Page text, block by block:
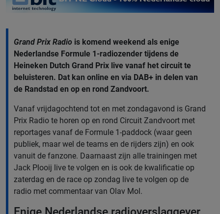
Grand Prix Radio is komend weekend als enige
Nederlandse Formule 1-radiozender tijdens de
Heineken Dutch Grand Prix live vanaf het circuit te
beluisteren. Dat kan online en via DAB+ in delen van
de Randstad en op en rond Zandvoort.
Vanaf vrijdagochtend tot en met zondagavond is Grand
Prix Radio te horen op en rond Circuit Zandvoort met
reportages vanaf de Formule 1-paddock (waar geen
publiek, maar wel de teams en de rijders zijn) en ook
vanuit de fanzone. Daarnaast zijn alle trainingen met
Jack Plooij live te volgen en is ook de kwalificatie op
zaterdag en de race op zondag live te volgen op de
radio met commentaar van Olav Mol.